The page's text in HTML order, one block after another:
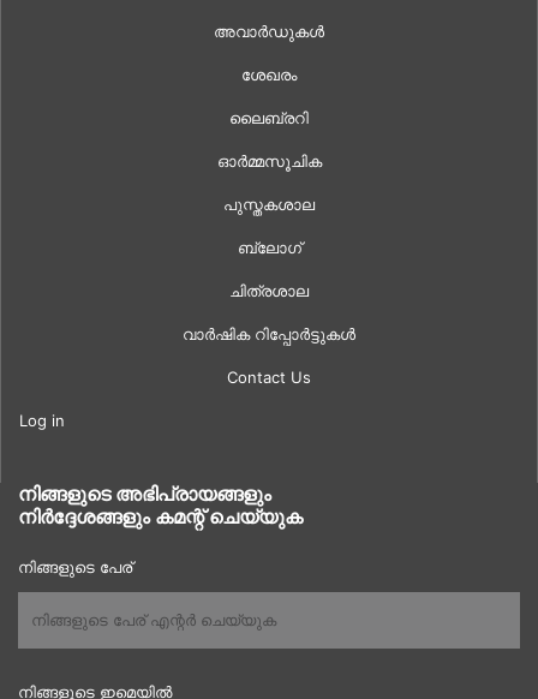
അവാർഡുകൾ
ശേഖരം
ലൈബ്രറി
ഓർമ്മസൂചിക
പുസ്തകശാല
ബ്ലോഗ്
ചിത്രശാല
വാർഷിക റിപ്പോർട്ടുകൾ
Contact Us
Log in
നിങ്ങളുടെ അഭിപ്രായങ്ങളും
നിർദ്ദേശങ്ങളും കമന്റ് ചെയ്യുക
നിങ്ങളുടെ പേര്
നിങ്ങളുടെ ഇമെയിൽ